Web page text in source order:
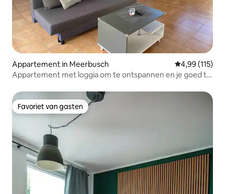
Appartement in Meerbusch Gemiddelde
4,99 (115)
Appartement met loggia om te ontspannen en je goed te
Favoriet van gasten
Favoriet van gasten